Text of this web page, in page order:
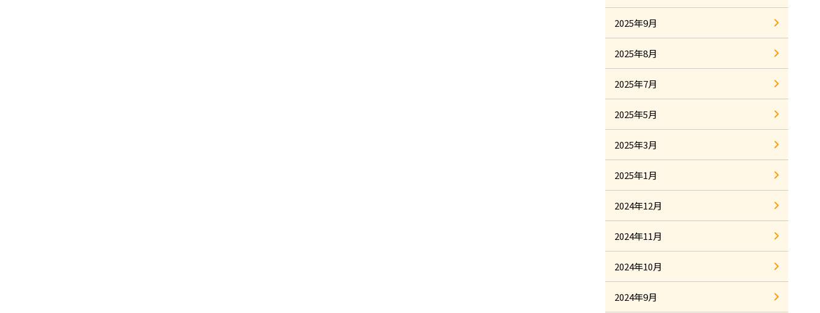
2025年9月
2025年8月
2025年7月
2025年5月
2025年3月
2025年1月
2024年12月
2024年11月
2024年10月
2024年9月